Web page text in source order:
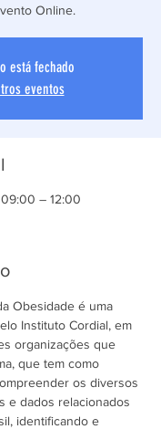
Online.
está fechado
eventos
– 12:00
Obesidade é uma
Instituto Cordial, em
organizações que
que tem como
os diversos
e dados relacionados
identificando e